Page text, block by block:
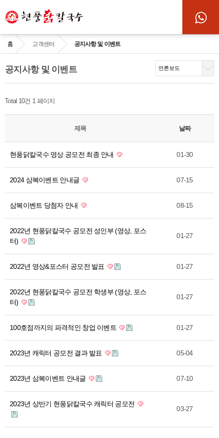
홈 고객센터 공지사항 및 이벤트
공지사항 및 이벤트
Total 10건 1 페이지
제목 날짜
현풍닭칼국수 영상 공모전 최종 안내 01-30
2024 삼복이벤트 안내글 07-15
삼복이벤트 당첨자 안내 08-15
2022년 현풍닭칼국수 공모전 성인부 (영상, 포스
터)
01-27
2022년 영상&포스터 공모전 발표 01-27
2022년 현풍닭칼국수 공모전 학생부 (영상, 포스
터)
01-27
100호점까지의 파격적인 창업 이벤트 01-27
2023년 캐릭터 공모전 결과 발표 05-04
2023년 삼복이벤트 안내글 07-10
2023년 상반기 현풍닭칼국수 캐릭터 공모전
03-27